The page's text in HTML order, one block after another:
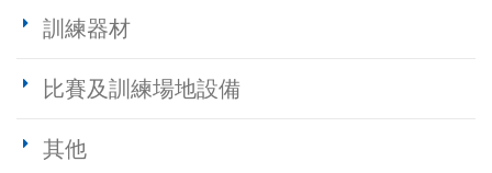
訓練器材
比賽及訓練場地設備
其他